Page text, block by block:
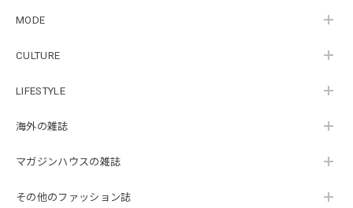
MODE
CULTURE
LIFESTYLE
海外の雑誌
マガジンハウスの雑誌
その他のファッション誌